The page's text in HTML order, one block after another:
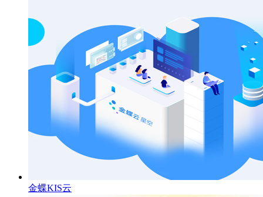
金蝶KIS云